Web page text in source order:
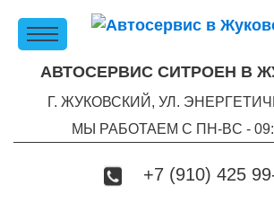
АВТОСЕРВИС СИТРОЕН В
Г. ЖУКОВСКИЙ, УЛ.
МЫ РАБОТАЕМ С ПН-ВC -
+7 (910) 425